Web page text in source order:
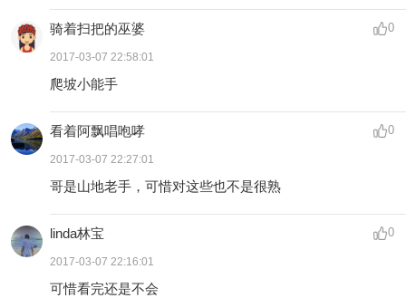
0
骑着扫把的巫婆
2017-03-07 22:58:01
爬坡小能手
0
看着阿飘唱咆哮
2017-03-07 22:27:01
哥是山地老手，可惜对这些也不是很熟
0
linda林宝
2017-03-07 22:16:01
可惜看完还是不会